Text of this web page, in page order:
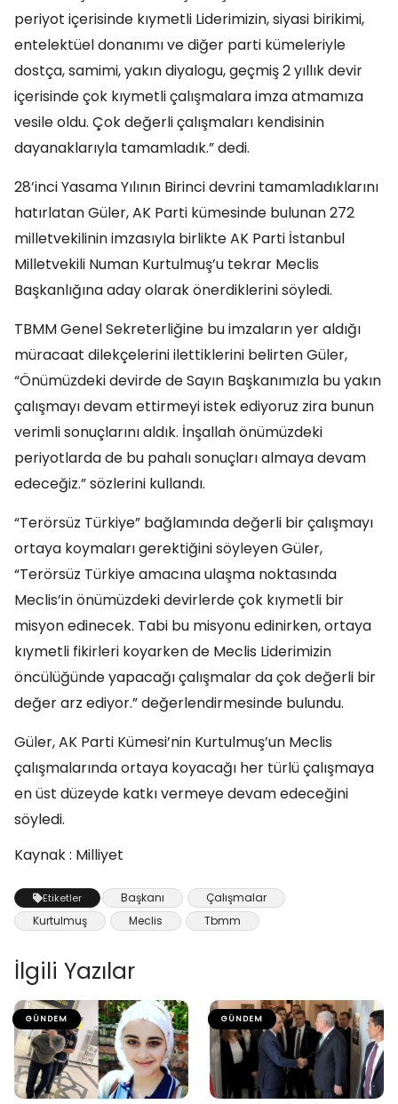
periyot içerisinde kıymetli Liderimizin, siyasi birikimi,
entelektüel donanımı ve diğer parti kümeleriyle
dostça, samimi, yakın diyalogu, geçmiş 2 yıllık devir
içerisinde çok kıymetli çalışmalara imza atmamıza
vesile oldu. Çok değerli çalışmaları kendisinin
dayanaklarıyla tamamladık.” dedi.
28’inci Yasama Yılının Birinci devrini tamamladıklarını
hatırlatan Güler, AK Parti kümesinde bulunan 272
milletvekilinin imzasıyla birlikte AK Parti İstanbul
Milletvekili Numan Kurtulmuş’u tekrar Meclis
Başkanlığına aday olarak önerdiklerini söyledi.
TBMM Genel Sekreterliğine bu imzaların yer aldığı
müracaat dilekçelerini ilettiklerini belirten Güler,
“Önümüzdeki devirde de Sayın Başkanımızla bu yakın
çalışmayı devam ettirmeyi istek ediyoruz zira bunun
verimli sonuçlarını aldık. İnşallah önümüzdeki
periyotlarda de bu pahalı sonuçları almaya devam
edeceğiz.” sözlerini kullandı.
“Terörsüz Türkiye” bağlamında değerli bir çalışmayı
ortaya koymaları gerektiğini söyleyen Güler,
“Terörsüz Türkiye amacına ulaşma noktasında
Meclis’in önümüzdeki devirlerde çok kıymetli bir
misyon edinecek. Tabi bu misyonu edinirken, ortaya
kıymetli fikirleri koyarken de Meclis Liderimizin
öncülüğünde yapacağı çalışmalar da çok değerli bir
değer arz ediyor.” değerlendirmesinde bulundu.
Güler, AK Parti Kümesi’nin Kurtulmuş’un Meclis
çalışmalarında ortaya koyacağı her türlü çalışmaya
en üst düzeyde katkı vermeye devam edeceğini
söyledi.
Kaynak : Milliyet
Etiketler Başkanı
Çalışmalar
Kurtulmuş
Meclis Tbmm
İlgili Yazılar
GÜNDEM GÜNDEM